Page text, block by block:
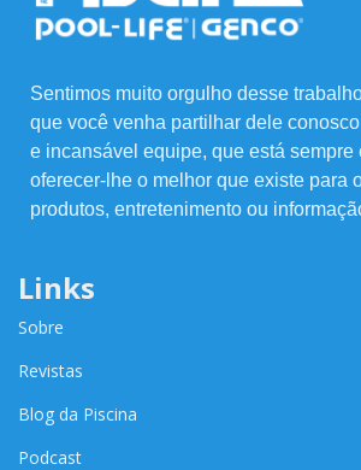
Sentimos muito orgulho desse
que você venha partilhar dele
e incansável equipe, que está sempre
oferecer-lhe o melhor que existe para
produtos, entretenimento ou
Links
Sobre
Revistas
Blog da Piscina
Podcast